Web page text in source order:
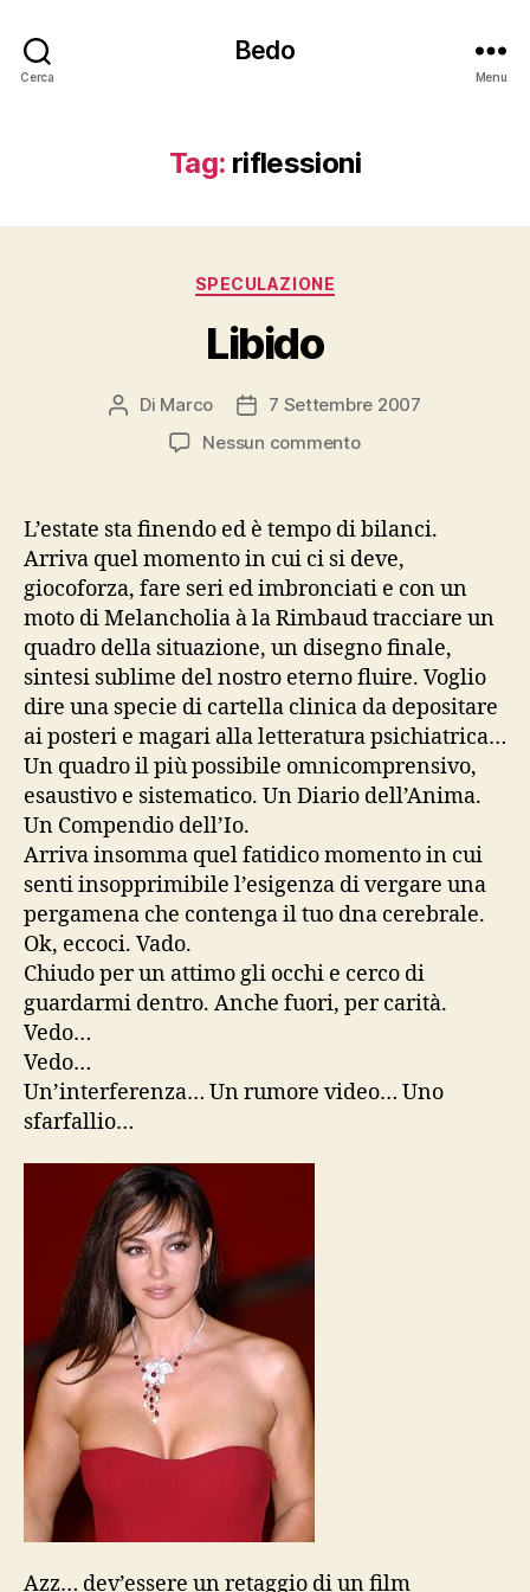
Cerca
Bedo
Menu
Tag: riflessioni
Categorie
SPECULAZIONE
Libido
Autore
articolo
Di Marco
Data7 Settembre 2007
Nessun commentosu
L’estate sta finendo ed è tempo di bilanci.
Arriva quel momento in cui ci si deve,
giocoforza, fare seri ed imbronciati e con un
moto di Melancholia à la Rimbaud tracciare un
quadro della situazione, un disegno finale,
sintesi sublime del nostro eterno fluire. Voglio
dire una specie di cartella clinica da depositare
ai posteri e magari alla letteratura psichiatrica…
Un quadro il più possibile omnicomprensivo,
esaustivo e sistematico. Un Diario dell’Anima.
Un Compendio dell’Io.
Arriva insomma quel fatidico momento in cui
senti insopprimibile l’esigenza di vergare una
pergamena che contenga il tuo dna cerebrale.
Ok, eccoci. Vado.
Chiudo per un attimo gli occhi e cerco di
guardarmi dentro. Anche fuori, per carità.
Vedo…
Vedo…
Un’interferenza… Un rumore video… Uno
sfarfallio…
Azz… dev’essere un retaggio di un film